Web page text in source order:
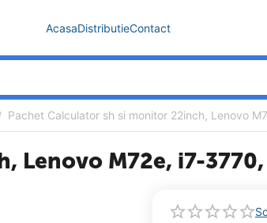
AcasaDistributieContact
Pachet Calculator sh si monitor 22inch, Lenovo
M72e, i7-3770,